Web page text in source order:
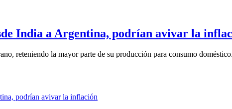
India a Argentina, podrían avivar la
reteniendo la mayor parte de su producción para consumo doméstico.